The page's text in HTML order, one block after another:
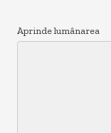
Aprinde lumânarea